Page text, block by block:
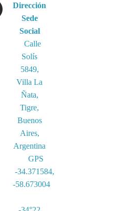
Dirección
Sede
Social
Calle
Solís
5849,
Villa La
Ñata,
Tigre,
Buenos
Aires,
Argentina
GPS
-34.371584,
-58.673004